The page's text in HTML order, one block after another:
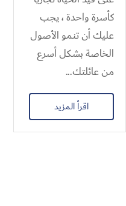
كأسرة واحدة ، يجب
عليك أن تنمو الأصول
الخاصة بشكل أسرع
من عائلتك...
اقرأ المزيد